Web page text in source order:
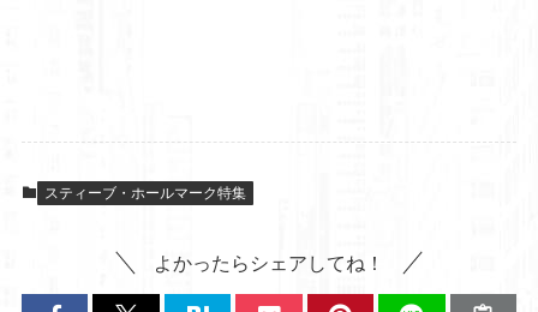
スティーブ・ホールマーク特集
よかったらシェアしてね！